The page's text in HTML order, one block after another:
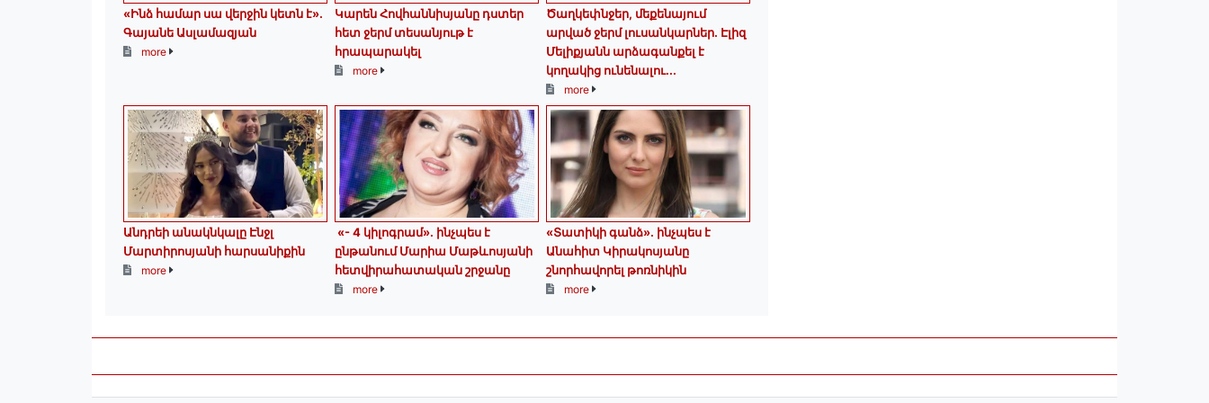
«Ինձ համար սա վերջին կետն է»․
Գայանե Ասլամազյան
more
Կարեն Հովհաննիսյանը դստեր
հետ ջերմ տեսանյութ է
հրապարակել
more
Ծաղկեփնջեր, մեքենայում
արված ջերմ լուսանկարներ. Էլիզ
Մելիքյանն արձագանքել է
կողակից ունենալու...
more
Անդրեի անակնկալը Էնջլ
Մարտիրոսյանի հարսանիքին
more
«- 4 կիլոգրամ». ինչպես է
ընթանում Մարիա Մաթևոսյանի
հետվիրահատական շրջանը
more
«Տատիկի գանձ». ինչպես է
Անահիտ Կիրակոսյանը
շնորհավորել թոռնիկին
more